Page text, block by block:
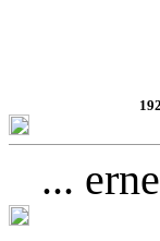
...